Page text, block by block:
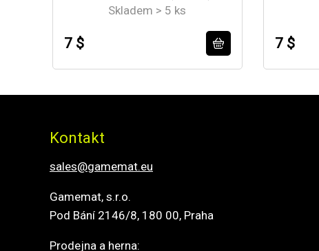
Skladem > 5 ks
7 $ 7 $
Kontakt
sales@gamemat.eu
Gamemat, s.r.o.
Pod Bání 2146/8, 180 00, Praha
Prodejna a herna: